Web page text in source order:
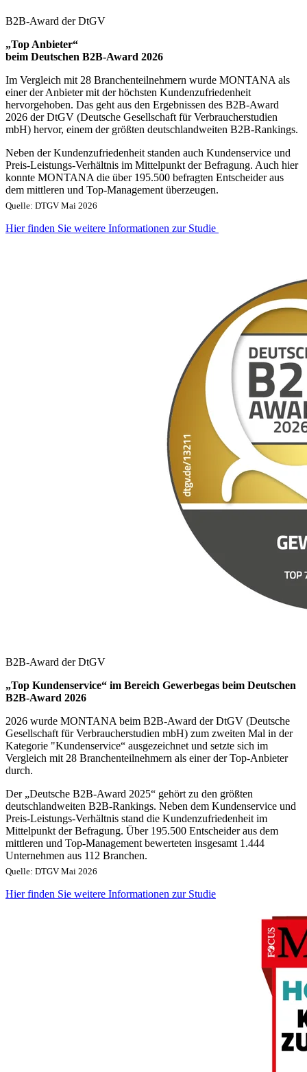
B2B-Award der DtGV
„Top Anbieter“
beim Deutschen B2B-Award 2026
Im Vergleich mit 28 Branchenteilnehmern wurde MONTANA als
einer der Anbieter mit der höchsten Kundenzufriedenheit
hervorgehoben. Das geht aus den Ergebnissen des B2B-Award
2026 der DtGV (Deutsche Gesellschaft für Verbraucherstudien
mbH) hervor, einem der größten deutschlandweiten B2B-Rankings.
Neben der Kundenzufriedenheit standen auch Kundenservice und
Preis-Leistungs-Verhältnis im Mittelpunkt der Befragung. Auch hier
konnte MONTANA die über 195.500 befragten Entscheider aus
dem mittleren und Top-Management überzeugen.
Quelle: DTGV Mai 2026
Hier finden Sie weitere Informationen zur Studie
B2B-Award der DtGV
„Top Kundenservice“ im Bereich Gewerbegas beim Deutschen
B2B-Award 2026
2026 wurde MONTANA beim B2B-Award der DtGV (Deutsche
Gesellschaft für Verbraucherstudien mbH) zum zweiten Mal in der
Kategorie "Kundenservice“ ausgezeichnet und setzte sich im
Vergleich mit 28 Branchenteilnehmern als einer der Top-Anbieter
durch.
Der „Deutsche B2B-Award 2025“ gehört zu den größten
deutschlandweiten B2B-Rankings. Neben dem Kundenservice und
Preis-Leistungs-Verhältnis stand die Kundenzufriedenheit im
Mittelpunkt der Befragung. Über 195.500 Entscheider aus dem
mittleren und Top-Management bewerteten insgesamt 1.444
Unternehmen aus 112 Branchen.
Quelle: DTGV Mai 2026
Hier finden Sie weitere Informationen zur Studie